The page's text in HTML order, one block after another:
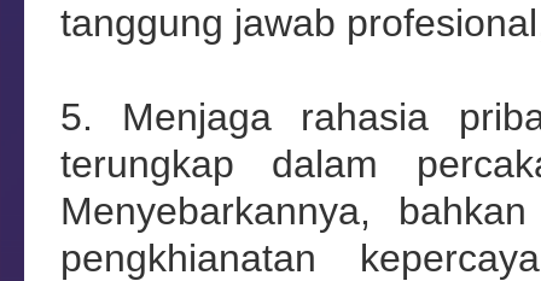
tanggung jawab
5. Menjaga rahasia
terungkap dalam
Menyebarkannya,
pengkhianatan